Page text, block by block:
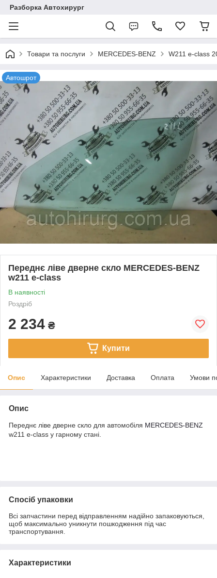
Разборка Автохирург
Товари та послуги MERCEDES-BENZ W211 e-class
Автошрот
Переднє ліве дверне скло MERCEDES-BENZ
w211 e-class
В наявності
Роздріб
2 234 ₴
Купити
Опис Характеристики Доставка Оплата Умови
Опис
Переднє ліве дверне скло для автомобіля MERCEDES-BENZ
w211 e-class у гарному стані.
Спосіб упаковки
Всі запчастини перед відправленням надійно запаковуються,
щоб максимально уникнути пошкодження під час
транспортування.
Характеристики